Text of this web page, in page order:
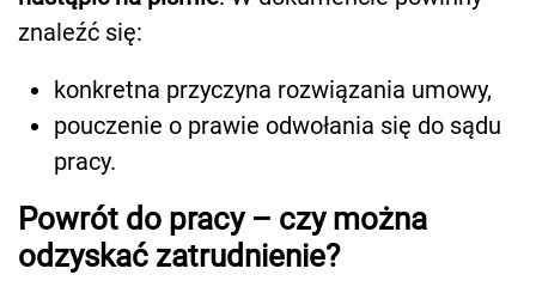
znaleźć się:
konkretna przyczyna rozwiązania umowy,
pouczenie o prawie odwołania się do sądu
pracy.
Powrót do pracy – czy można
odzyskać zatrudnienie?